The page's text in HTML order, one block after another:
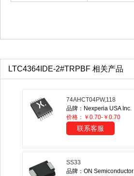
LTC4364IDE-2#TRPBF 相关产品
74AHCT04PW,118
品牌：Nexperia USA Inc.
价格：￥0.70-￥0.70
联系客服
SS33
品牌：ON Semiconductor